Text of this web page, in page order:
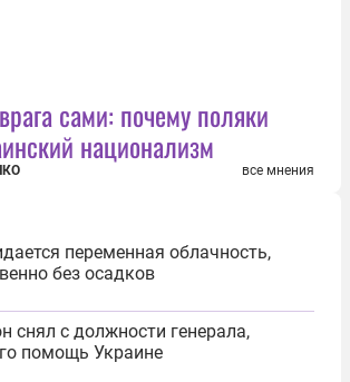
сами: почему поляки
национализм
все мнения
переменная облачность,
без осадков
снял с должности генерала,
помощь Украине